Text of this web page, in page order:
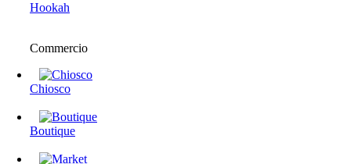
Hookah
Commercio
Chiosco
Boutique